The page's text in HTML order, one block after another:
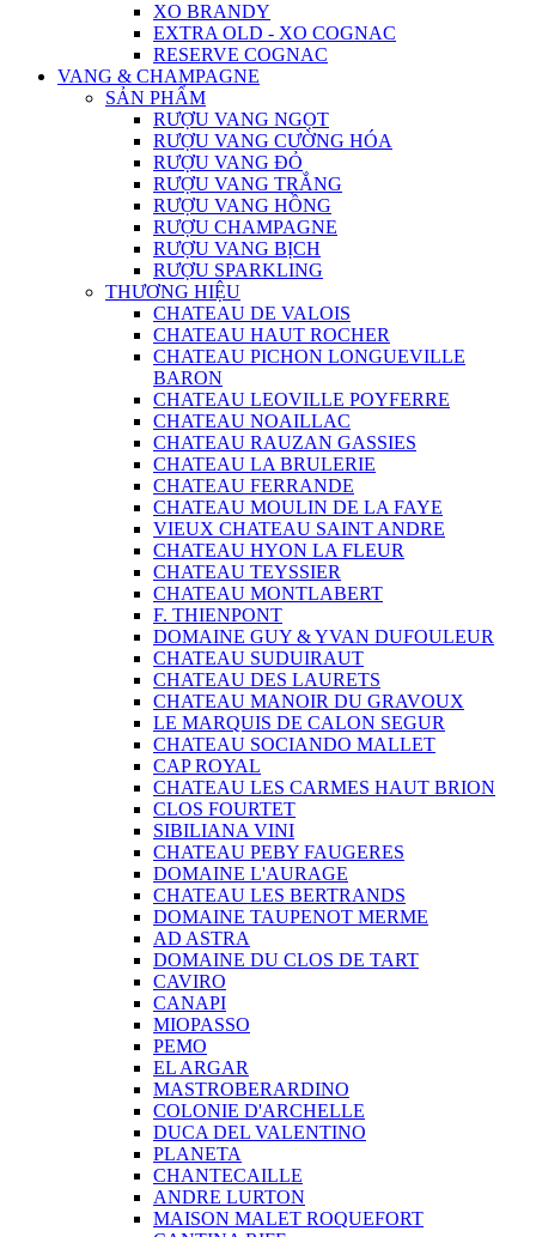
XO BRANDY
EXTRA OLD - XO COGNAC
RESERVE COGNAC
VANG & CHAMPAGNE
SẢN PHẨM
RƯỢU VANG NGỌT
RƯỢU VANG CƯỜNG HÓA
RƯỢU VANG ĐỎ
RƯỢU VANG TRẮNG
RƯỢU VANG HỒNG
RƯỢU CHAMPAGNE
RƯỢU VANG BỊCH
RƯỢU SPARKLING
THƯƠNG HIỆU
CHATEAU DE VALOIS
CHATEAU HAUT ROCHER
CHATEAU PICHON LONGUEVILLE
BARON
CHATEAU LEOVILLE POYFERRE
CHATEAU NOAILLAC
CHATEAU RAUZAN GASSIES
CHATEAU LA BRULERIE
CHATEAU FERRANDE
CHATEAU MOULIN DE LA FAYE
VIEUX CHATEAU SAINT ANDRE
CHATEAU HYON LA FLEUR
CHATEAU TEYSSIER
CHATEAU MONTLABERT
F. THIENPONT
DOMAINE GUY & YVAN DUFOULEUR
CHATEAU SUDUIRAUT
CHATEAU DES LAURETS
CHATEAU MANOIR DU GRAVOUX
LE MARQUIS DE CALON SEGUR
CHATEAU SOCIANDO MALLET
CAP ROYAL
CHATEAU LES CARMES HAUT BRION
CLOS FOURTET
SIBILIANA VINI
CHATEAU PEBY FAUGERES
DOMAINE L'AURAGE
CHATEAU LES BERTRANDS
DOMAINE TAUPENOT MERME
AD ASTRA
DOMAINE DU CLOS DE TART
CAVIRO
CANAPI
MIOPASSO
PEMO
EL ARGAR
MASTROBERARDINO
COLONIE D'ARCHELLE
DUCA DEL VALENTINO
PLANETA
CHANTECAILLE
ANDRE LURTON
MAISON MALET ROQUEFORT